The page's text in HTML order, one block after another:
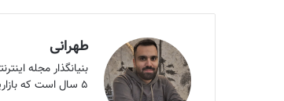
طهرانی
۵ سال است که بازاریابی دیجیتال را شروع کردم. هدف من بالا بردن سرانه مطالعه کشور است و اون هدف الان ماگرتا ست.